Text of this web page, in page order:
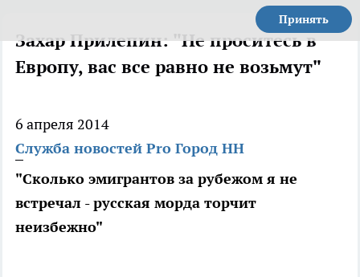
Принять
Захар Прилепин: "Не проситесь в
Европу, вас все равно не возьмут"
6 апреля 2014
Служба новостей Pro Город НН
"Сколько эмигрантов за рубежом я не
встречал - русская морда торчит
неизбежно"